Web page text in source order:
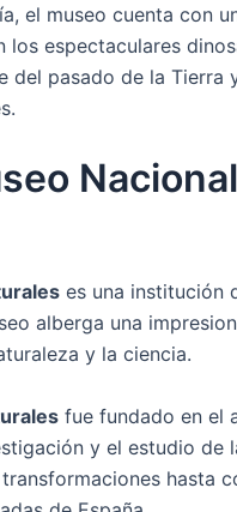
el museo cuenta con
espectaculares
del pasado de la Tierra
es una institución
alberga una
y la ciencia.
fue fundado en el
y el estudio de
hasta